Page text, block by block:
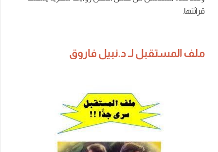
قرائتها.
ملف المستقبل لـ د.نبيل فاروق